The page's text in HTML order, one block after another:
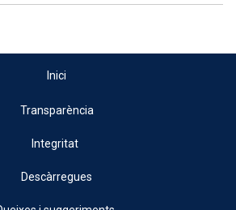
Inici
Transparència
Integritat
Descàrregues